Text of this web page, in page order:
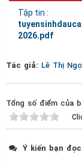
Tập tin :
2026.pdf
Tác giả: Lê Thị
Tổng số điểm của
Ý kiến bạn đọc